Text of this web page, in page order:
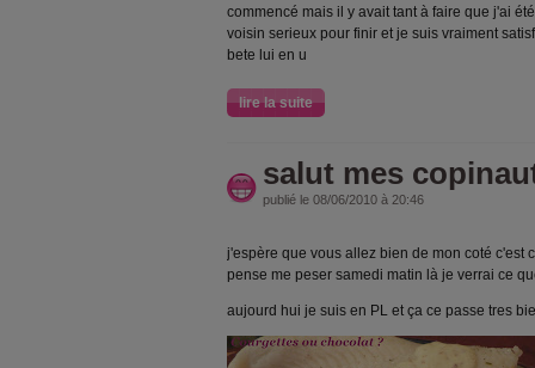
commencé mais il y avait tant à faire que j'ai
voisin serieux pour finir et je suis vraiment
bete lui en u
lire la suite
salut mes
publié le 08/06/2010 à 20:46
j'espère que vous allez bien de mon coté c'est
pense me peser samedi matin là je verrai ce
aujourd hui je suis en PL et ça ce passe tres